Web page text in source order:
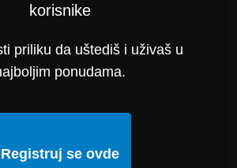
korisnike
priliku da uštediš i uživaš u
ponudama.
Registruj se ovde